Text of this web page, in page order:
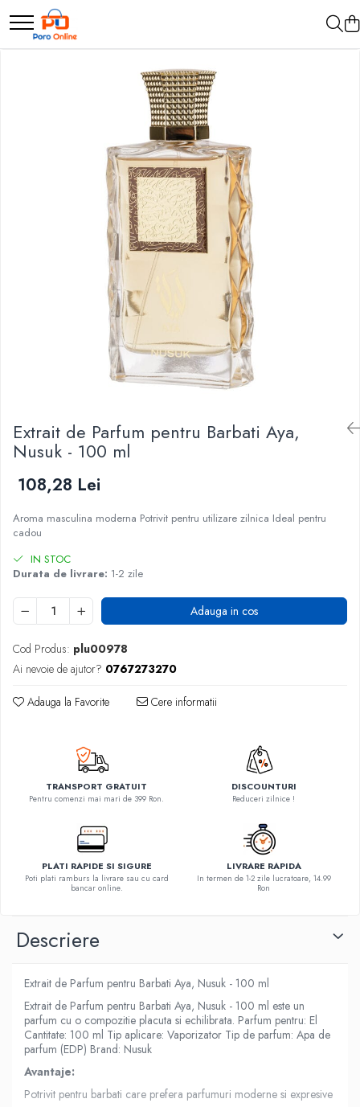
Parfum
Parfumuri Arabesti
Extrait de Parfum pentru Barbati Aya,
Nusuk - 100 ml
108,28 Lei
Aroma masculina moderna Potrivit pentru utilizare zilnica Ideal pentru
cadou
IN STOC
Durata de livrare: 1-2 zile
Adauga in cos
Cod Produs: plu00978
Ai nevoie de ajutor? 0767273270
Adauga la Favorite Cere informatii
TRANSPORT GRATUIT
Pentru comenzi mai mari de 399 Ron.
DISCOUNTURI
Reduceri zilnice !
PLATI RAPIDE SI SIGURE
Poti plati ramburs la livrare sau cu card
bancar online.
LIVRARE RAPIDA
In termen de 1-2 zile lucratoare, 14.99
Ron
Descriere
Extrait de Parfum pentru Barbati Aya, Nusuk - 100 ml
Extrait de Parfum pentru Barbati Aya, Nusuk - 100 ml este un
parfum cu o compozitie placuta si echilibrata. Parfum pentru: El
Cantitate: 100 ml Tip aplicare: Vaporizator Tip de parfum: Apa de
parfum (EDP) Brand: Nusuk
Avantaje:
Potrivit pentru barbati care prefera parfumuri moderne si expresive